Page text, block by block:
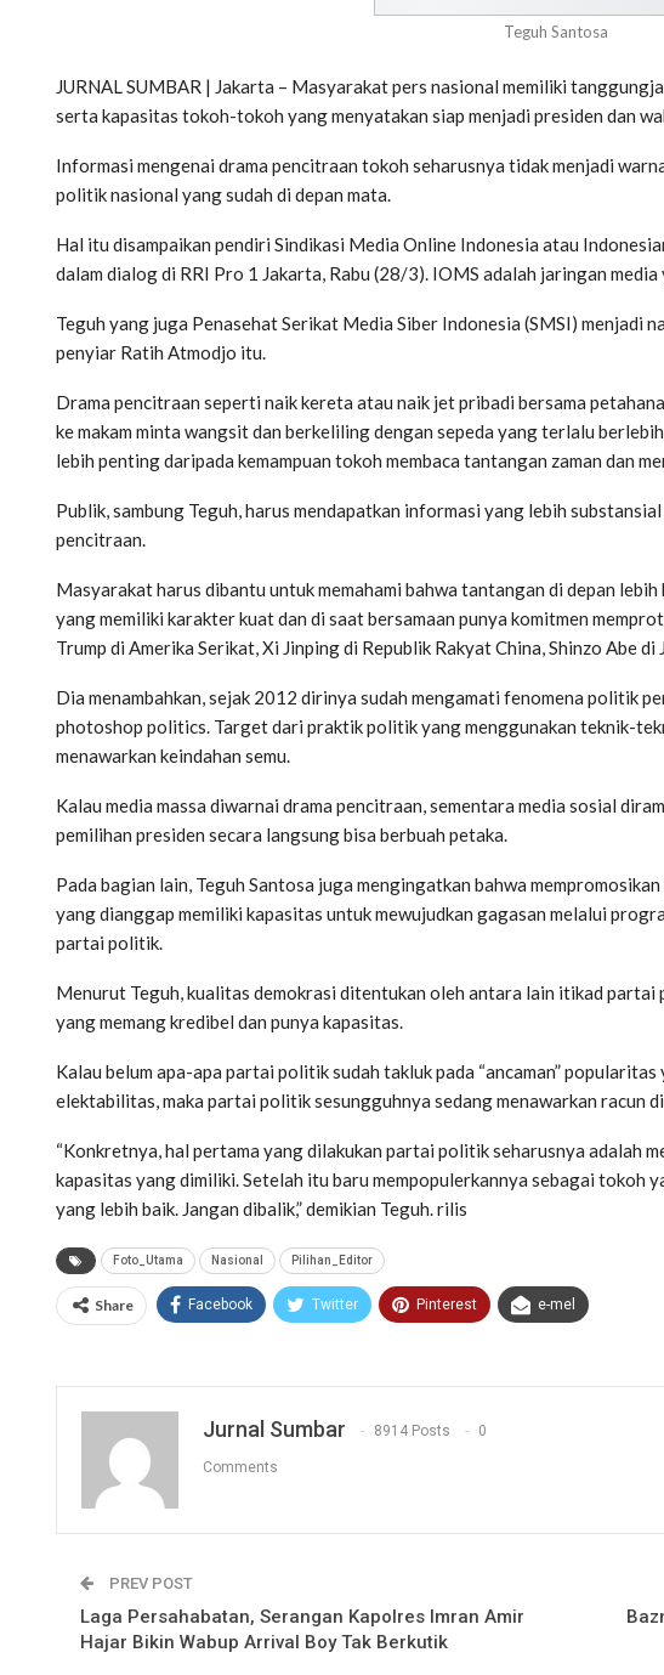
Teguh Santosa
JURNAL SUMBAR | Jakarta – Masyarakat pers nasional memiliki
serta kapasitas tokoh-tokoh yang menyatakan siap menjadi presiden dan
Informasi mengenai drama pencitraan tokoh seharusnya tidak menjadi
politik nasional yang sudah di depan mata.
Hal itu disampaikan pendiri Sindikasi Media Online Indonesia atau
dalam dialog di RRI Pro 1 Jakarta, Rabu (28/3). IOMS adalah jaringan
Teguh yang juga Penasehat Serikat Media Siber Indonesia (SMSI) menjadi
penyiar Ratih Atmodjo itu.
Drama pencitraan seperti naik kereta atau naik jet pribadi bersama
ke makam minta wangsit dan berkeliling dengan sepeda yang terlalu
lebih penting daripada kemampuan tokoh membaca tantangan zaman dan
Publik, sambung Teguh, harus mendapatkan informasi yang lebih
pencitraan.
Masyarakat harus dibantu untuk memahami bahwa tantangan di depan
yang memiliki karakter kuat dan di saat bersamaan punya komitmen
Trump di Amerika Serikat, Xi Jinping di Republik Rakyat China, Shinzo Abe
Dia menambahkan, sejak 2012 dirinya sudah mengamati fenomena politik
photoshop politics. Target dari praktik politik yang menggunakan teknik-
menawarkan keindahan semu.
Kalau media massa diwarnai drama pencitraan, sementara media sosial
pemilihan presiden secara langsung bisa berbuah petaka.
Pada bagian lain, Teguh Santosa juga mengingatkan bahwa
yang dianggap memiliki kapasitas untuk mewujudkan gagasan melalui
partai politik.
Menurut Teguh, kualitas demokrasi ditentukan oleh antara lain itikad
yang memang kredibel dan punya kapasitas.
Kalau belum apa-apa partai politik sudah takluk pada “ancaman”
elektabilitas, maka partai politik sesungguhnya sedang menawarkan racun
“Konkretnya, hal pertama yang dilakukan partai politik seharusnya adalah
kapasitas yang dimiliki. Setelah itu baru mempopulerkannya sebagai tokoh
yang lebih baik. Jangan dibalik,” demikian Teguh. rilis
Foto_Utama Nasional Pilihan_Editor
Share Facebook Twitter Pinterest e-mel
Jurnal Sumbar 8914 Posts 0
Comments
PREV POST
Laga Persahabatan, Serangan Kapolres Imran Amir
Hajar Bikin Wabup Arrival Boy Tak Berkutik